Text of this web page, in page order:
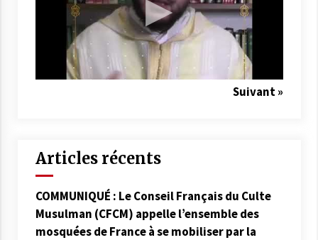
Suivant »
Articles récents
COMMUNIQUÉ : Le Conseil Français du Culte
Musulman (CFCM) appelle l’ensemble des
mosquées de France à se mobiliser par la